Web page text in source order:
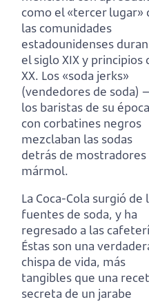
como el «tercer lugar»
las comunidades
estadounidenses
el siglo XIX y principios
XX. Los «soda jerks»
(vendedores de soda)
los baristas de su
con corbatines negros
mezclaban las sodas
detrás de mostradores
mármol.
La Coca-Cola surgió de
fuentes de soda, y ha
regresado a las
Éstas son una
chispa de vida, más
tangibles que una
secreta de un jarabe